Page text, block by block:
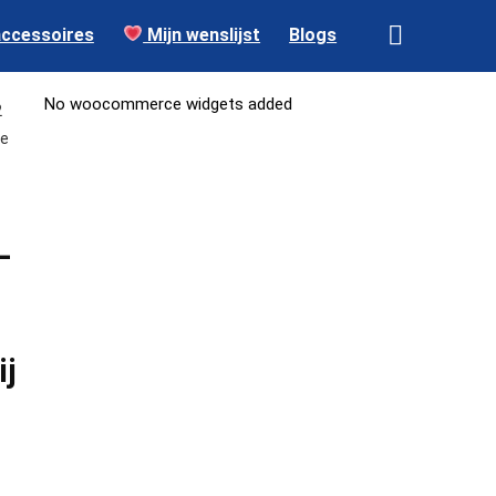
Mijn wenslijst Blogs
No woocommerce widgets added